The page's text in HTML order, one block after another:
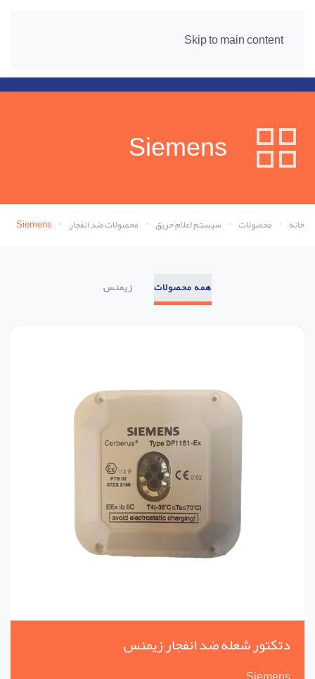
Skip to main content
Siemens
خانه محصولات سیستم اعلام حریق محصولات ضد انفجار Siemens
همه محصولات زیمنس
دتکتور شعله ضد انفجار زیمنس